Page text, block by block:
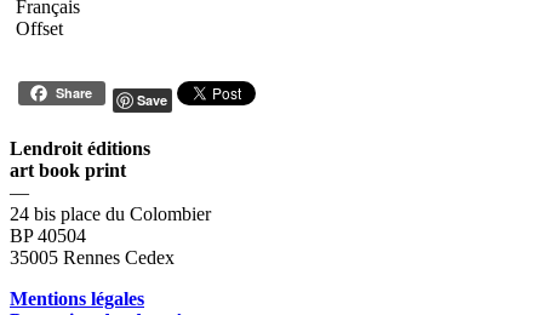
Français
Offset
Share Save
Lendroit éditions
art book print
—
24 bis place du Colombier
BP 40504
35005 Rennes Cedex
Mentions légales